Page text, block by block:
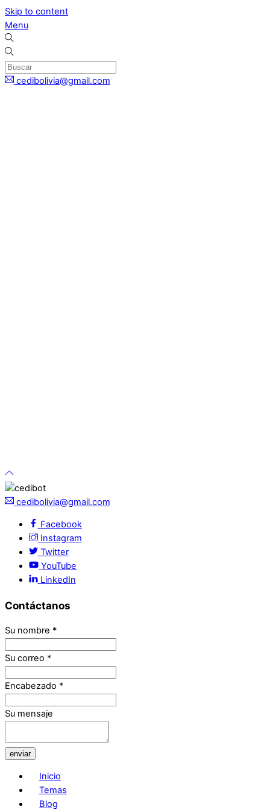
Skip to content
Menu
cedibolivia@gmail.com
cedibolivia@gmail.com
Facebook
Instagram
Twitter
YouTube
LinkedIn
Contáctanos
Su nombre *
Su correo *
Encabezado *
Su mensaje
enviar
Inicio
Temas
Blog